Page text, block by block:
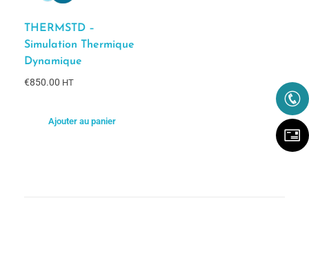
THERMSTD –
Simulation Thermique
Dynamique
€850.00 HT
Ajouter au panier